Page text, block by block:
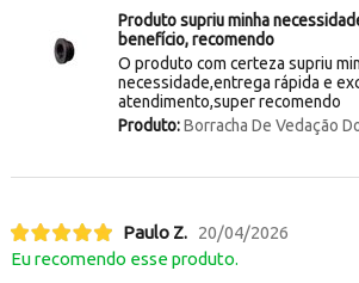
Produto supriu minha
benefício, recomendo
O produto com certeza supriu
necessidade,entrega rápida e
atendimento,super recomendo
Produto:Borracha De Vedação
Paulo Z. 20/04/2026
Eu recomendo esse produto.